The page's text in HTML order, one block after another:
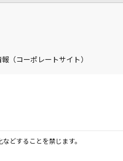
（コーポレートサイト）
どすることを禁じます。